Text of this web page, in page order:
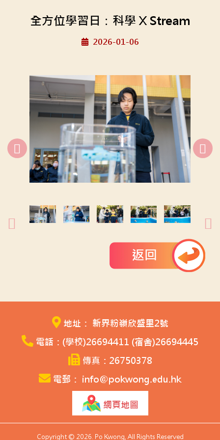
全方位學習日：科學 X Stream
2026-01-06
返回
地址： 新界粉嶺欣盛里2號
電話：(學校)26694411 (宿舍)26694445
傳真：26750378
電郵： info@pokwong.edu.hk
網頁地圖
Copyright © 2026. Po Kwong, All Rights Reserved